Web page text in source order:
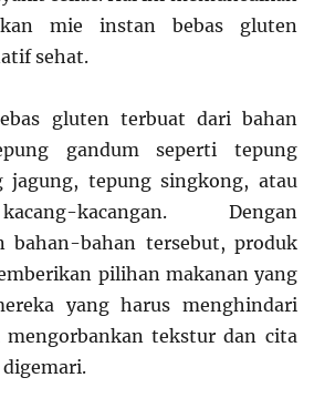
mie instan bebas gluten
sehat.
gluten terbuat dari bahan
gandum seperti tepung
jagung, tepung singkong, atau
kacangan. Dengan
bahan-bahan tersebut, produk
pilihan makanan yang
yang harus menghindari
mengorbankan tekstur dan cita
digemari.